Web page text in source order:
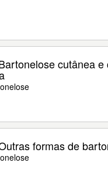
cutânea e
formas de